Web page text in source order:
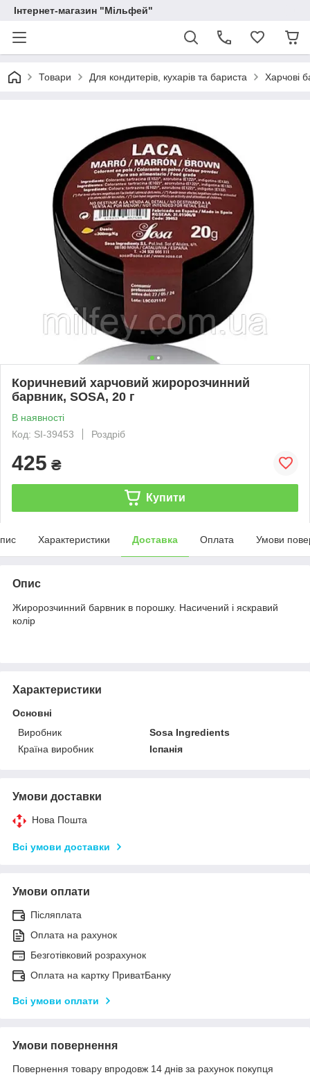
Інтернет-магазин "Мільфей"
Товари Для кондитерів, кухарів та бариста Харчові
Коричневий харчовий жиророзчинний
барвник, SOSA, 20 г
В наявності
Код: SI-39453
Роздріб
425 ₴
Купити
Характеристики Доставка Оплата Умови
Опис
Жиророзчинний барвник в порошку. Насичений і яскравий
колір
Характеристики
Основні
Виробник
Sosa Ingredients
Країна виробник
Іспанія
Умови доставки
Нова Пошта
Всі умови доставки
Умови оплати
Післяплата
Оплата на рахунок
Безготівковий розрахунок
Оплата на картку ПриватБанку
Всі умови оплати
Умови повернення
Повернення товару впродовж 14 днів за рахунок покупця